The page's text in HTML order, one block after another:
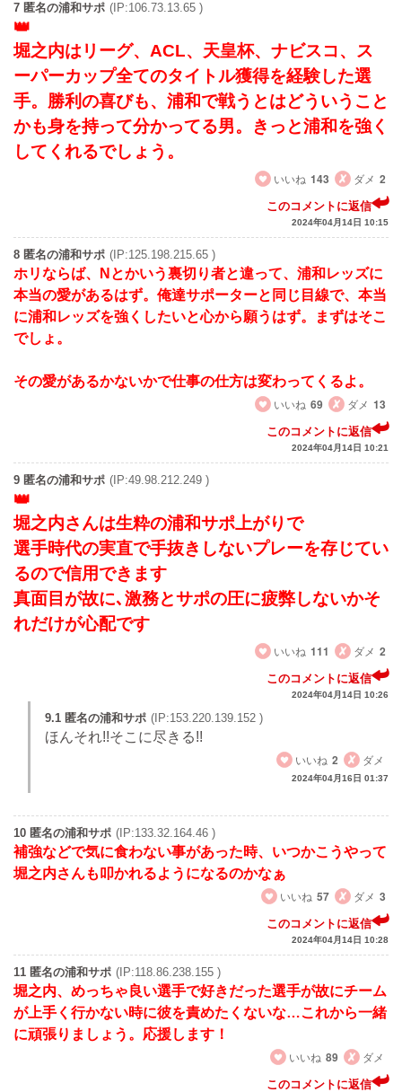
7 匿名の浦和サポ (IP:106.73.13.65 )
堀之内はリーグ、ACL、天皇杯、ナビスコ、ス
ーパーカップ全てのタイトル獲得を経験した選
手。勝利の喜びも、浦和で戦うとはどういうこと
かも身を持って分かってる男。きっと浦和を強く
してくれるでしょう。
いいね 143 ダメ 2
このコメントに返信
2024年04月14日 10:15
8 匿名の浦和サポ (IP:125.198.215.65 )
ホリならば、Nとかいう裏切り者と違って、浦和レッズに
本当の愛があるはず。俺達サポーターと同じ目線で、本当
に浦和レッズを強くしたいと心から願うはず。まずはそこ
でしょ。
その愛があるかないかで仕事の仕方は変わってくるよ。
いいね 69 ダメ 13
このコメントに返信
2024年04月14日 10:21
9 匿名の浦和サポ (IP:49.98.212.249 )
堀之内さんは生粋の浦和サポ上がりで
選手時代の実直で手抜きしないプレーを存じてい
るので信用できます
真面目が故に､激務とサポの圧に疲弊しないかそ
れだけが心配です
いいね 111 ダメ 2
このコメントに返信
2024年04月14日 10:26
9.1 匿名の浦和サポ (IP:153.220.139.152 )
ほんそれ!!そこに尽きる!!
いいね 2 ダメ
2024年04月16日 01:37
10 匿名の浦和サポ (IP:133.32.164.46 )
補強などで気に食わない事があった時、いつかこうやって
堀之内さんも叩かれるようになるのかなぁ
いいね 57 ダメ 3
このコメントに返信
2024年04月14日 10:28
11 匿名の浦和サポ (IP:118.86.238.155 )
堀之内、めっちゃ良い選手で好きだった選手が故にチーム
が上手く行かない時に彼を責めたくないな…これから一緒
に頑張りましょう。応援します！
いいね 89 ダメ
このコメントに返信